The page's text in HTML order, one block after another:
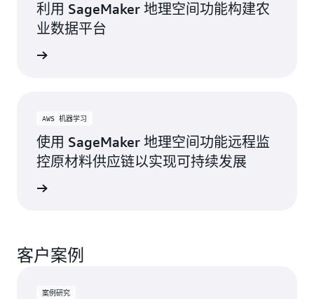
利用 SageMaker 地理空间功能构建农
业数据平台
AWS 机器学习
使用 SageMaker 地理空间功能远程监
控原材料供应链以实现可持续发展
客户案例
案例研究